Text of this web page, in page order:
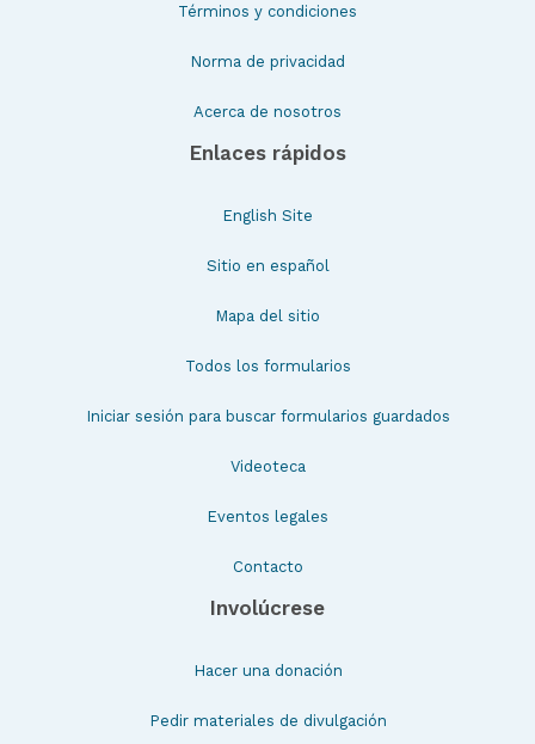
Términos y condiciones
Norma de privacidad
Acerca de nosotros
Enlaces rápidos
English Site
Sitio en español
Mapa del sitio
Todos los formularios
Iniciar sesión para buscar formularios guardados
Videoteca
Eventos legales
Contacto
Involúcrese
Hacer una donación
Pedir materiales de divulgación